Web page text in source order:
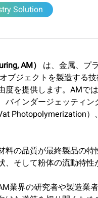
Solution
AM） は、金属、プ
ブジェクトを製造する
度を提供します。AMで
バインダージェッティ
Photopolymerization
料の品質が最終製品の
そして粉体の流動特性
業界の研究者や製造業